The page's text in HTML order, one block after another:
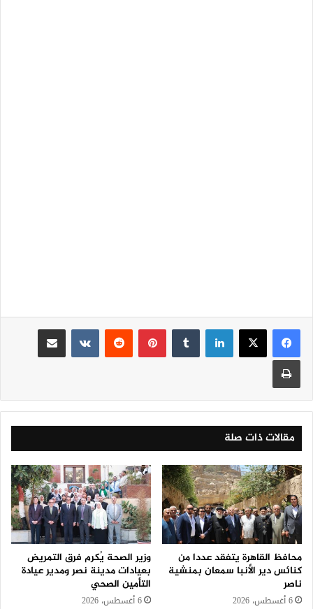
لينكدإن بينتيريست
مقالات ذات صلة
محافظ القاهرة يتفقد عددا من
كنائس دير الأنبا سمعان بمنشية
ناصر
6 أغسطس، 2026
وزير الصحة يُكرم فرق التمريض
بعيادات مدينة نصر ومدير عيادة
التأمين الصحي
6 أغسطس، 2026